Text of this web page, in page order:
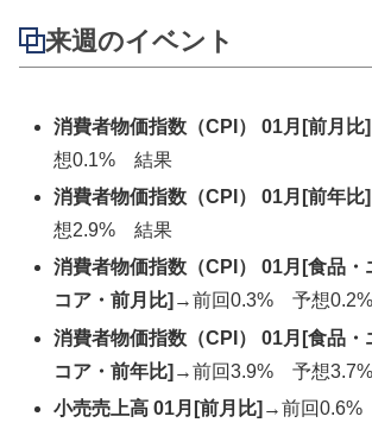
来週のイベント
消費者物価指数（CPI） 01月[前月比]
想0.1% 結果
消費者物価指数（CPI） 01月[前年比]
想2.9% 結果
消費者物価指数（CPI） 01月[食品・
コア・前月比] →前回0.3% 予想
消費者物価指数（CPI） 01月[食品・
コア・前年比] →前回3.9% 予想
小売売上高 01月[前月比] →前回